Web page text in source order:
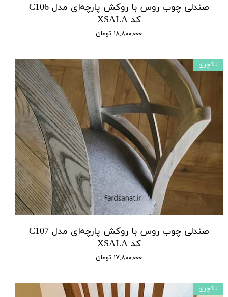
صندلی چوب روس با روکش پارچه‌ای مدل C106
کد XSALA
۱۸,۸۰۰,۰۰۰ تومان
صندلی چوب روس با روکش پارچه‌ای مدل C107
کد XSALA
۱۷,۸۰۰,۰۰۰ تومان
لاکچری
لاکچری